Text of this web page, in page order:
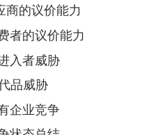
商的议价能力
者的议价能力
入者威胁
品威胁
企业竞争